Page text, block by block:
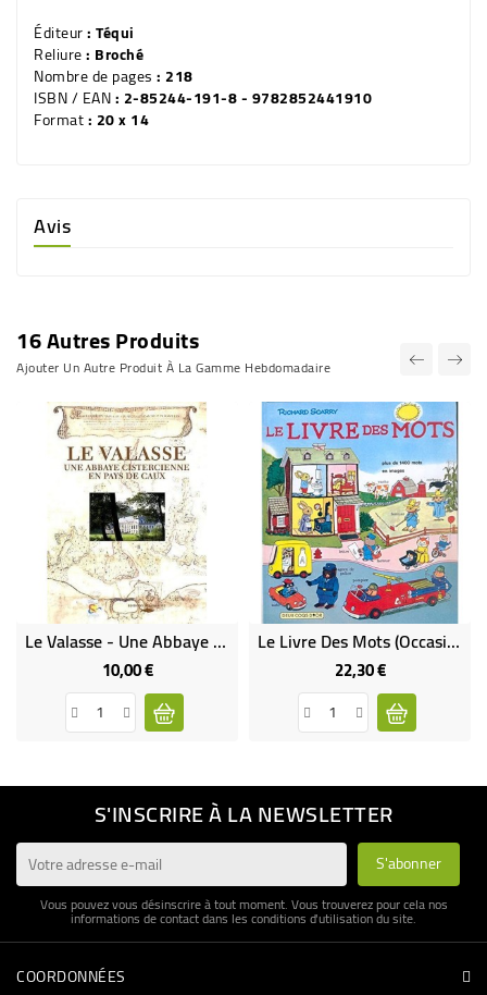
Éditeur: Téqui
Reliure: Broché
Nombre de pages: 218
ISBN / EAN: 2-85244-191-8 - 9782852441910
Format: 20 x 14
Avis
16 Autres Produits
Ajouter Un Autre Produit À La Gamme Hebdomadaire
Le Valasse - Une Abbaye Cistercienne En Pays De Caux
10,00 €Prix
Le Livre Des Mots (Occasion)
22,30 €Prix
S'INSCRIRE À LA NEWSLETTER
Vous pouvez vous désinscrire à tout moment. Vous trouverez pour cela nos
informations de contact dans les conditions d'utilisation du site.
COORDONNÉES